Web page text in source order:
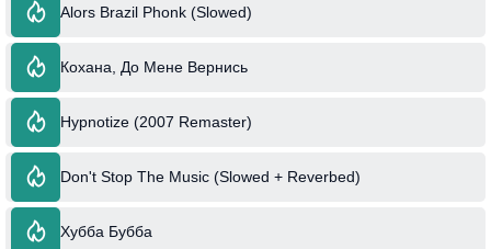
Alors Brazil Phonk (Slowed)
Кохана, До Мене Вернись
Hypnotize (2007 Remaster)
Don't Stop The Music (Slowed + Reverbed)
Хубба Бубба